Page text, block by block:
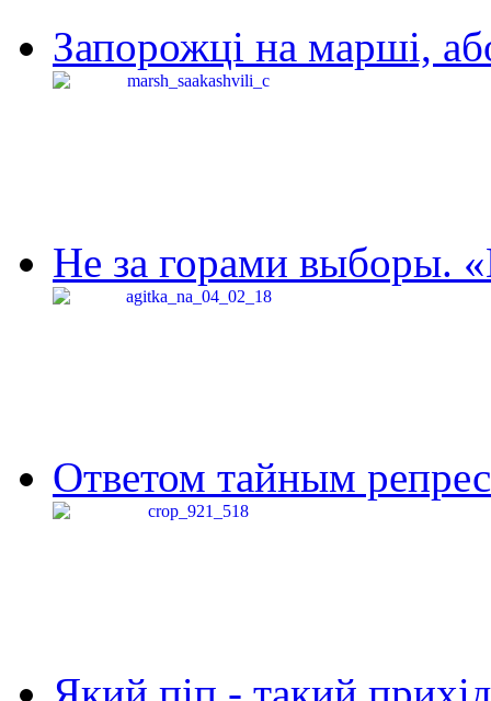
Запорожці на марші,
Не за горами выборы.
Ответом тайным